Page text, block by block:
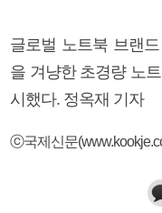
글로벌 노트북 브랜
을 겨냥한 초경량 노
시했다. 정옥재 기자
ⓒ국제신문